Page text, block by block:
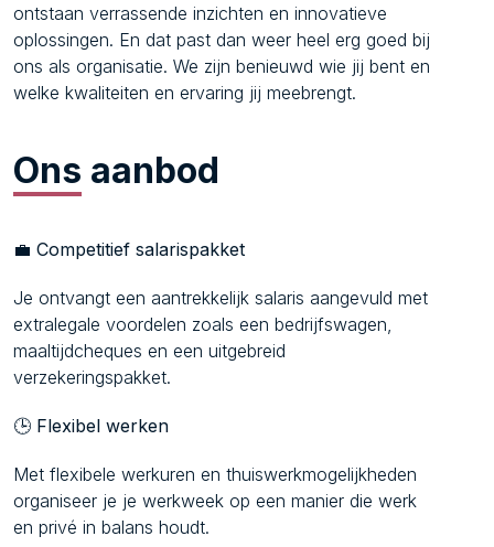
ontstaan verrassende inzichten en innovatieve
oplossingen. En dat past dan weer heel erg goed bij
ons als organisatie. We zijn benieuwd wie jij bent en
welke kwaliteiten en ervaring jij meebrengt.
Ons aanbod
💼 Competitief salarispakket
Je ontvangt een aantrekkelijk salaris aangevuld met
extralegale voordelen zoals een bedrijfswagen,
maaltijdcheques en een uitgebreid
verzekeringspakket.
🕒 Flexibel werken
Met flexibele werkuren en thuiswerkmogelijkheden
organiseer je je werkweek op een manier die werk
en privé in balans houdt.